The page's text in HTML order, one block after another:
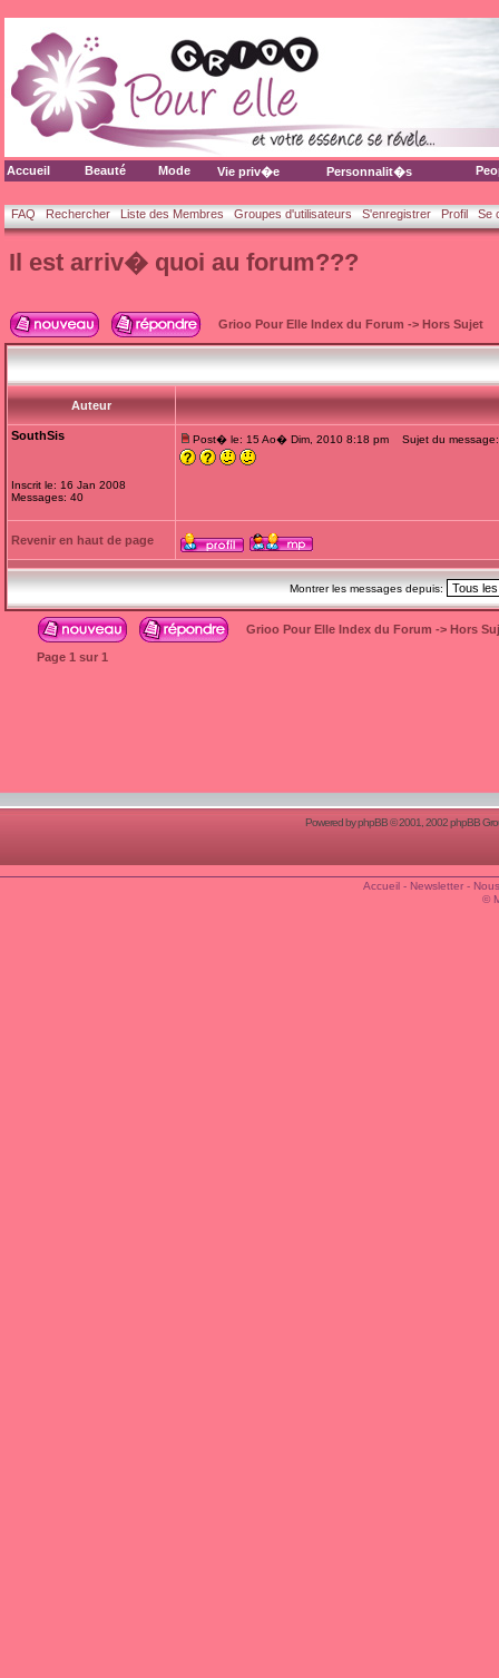
Accueil Beauté Mode Vie priv�e Personnalit�s
FAQ Rechercher Liste des Membres Groupes d'utilisateurs S'enregistrer Profil Se
Il est arriv� quoi au forum???
Grioo Pour Elle Index du Forum -> Hors Sujet
Auteur
SouthSis
Inscrit le: 16 Jan 2008
Messages: 40
Post� le: 15 Ao� Dim, 2010 8:18 pm Sujet du
Revenir en haut de page
Montrer les messages depuis:
Grioo Pour Elle Index du Forum -> Hors
Page 1 sur 1
Powered byphpBB© 2001, 2002 phpBB
Accueil- Newsletter-
©